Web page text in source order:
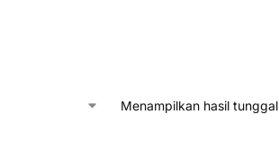
Menampilkan hasil tunggal